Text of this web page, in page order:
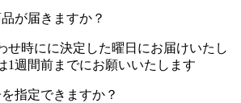
が届きますか？
せ時にに決定した曜日にお届けいたし
1週間前までにお願いいたします
指定できますか？